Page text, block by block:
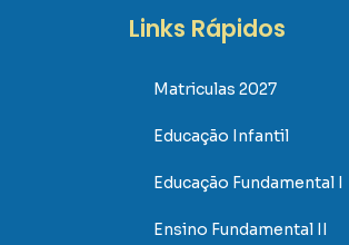
Links Rápidos
Matriculas 2027
Educação Infantil
Educação Fundamental I
Ensino Fundamental II